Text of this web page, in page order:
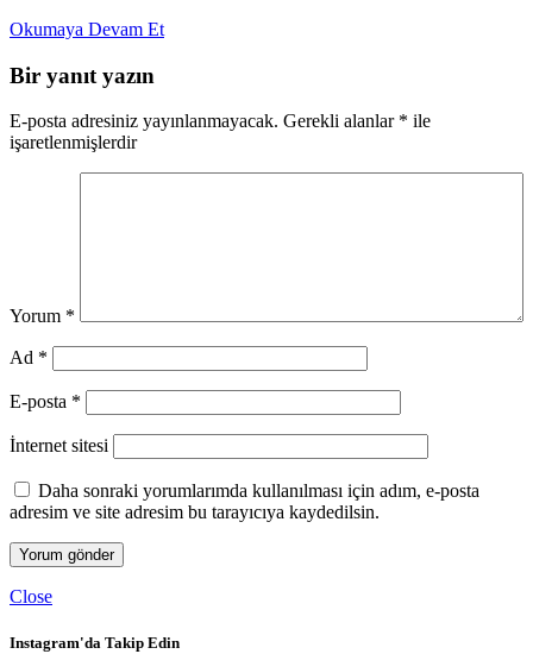
Okumaya Devam Et
Bir yanıt yazın
E-posta adresiniz yayınlanmayacak. Gerekli alanlar * ile
işaretlenmişlerdir
Yorum *
Ad *
E-posta *
İnternet sitesi
Daha sonraki yorumlarımda kullanılması için adım, e-posta
adresim ve site adresim bu tarayıcıya kaydedilsin.
Close
Instagram'da Takip Edin